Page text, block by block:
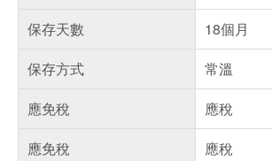
保存天數
18個月
保存方式
常溫
應免稅
應稅
應免稅
應稅